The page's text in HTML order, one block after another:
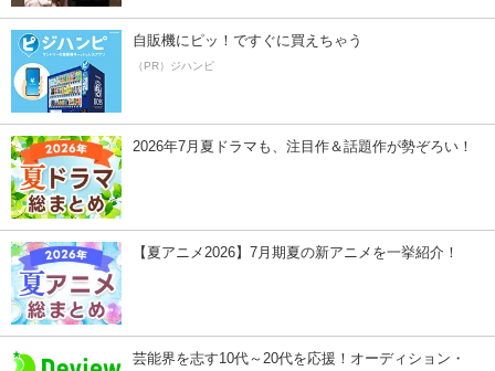
自販機にピッ！ですぐに買えちゃう
（PR）ジハンピ
2026年7月夏ドラマも、注目作＆話題作が勢ぞろい！
【夏アニメ2026】7月期夏の新アニメを一挙紹介！
芸能界を志す10代～20代を応援！オーディション・